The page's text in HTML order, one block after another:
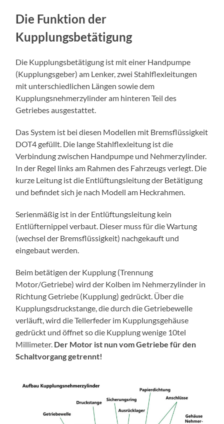
Die Funktion der
Kupplungsbetätigung
Die Kupplungsbetätigung ist mit einer Handpumpe
(Kupplungsgeber) am Lenker, zwei Stahlflexleitungen
mit unterschiedlichen Längen sowie dem
Kupplungsnehmerzylinder am hinteren Teil des
Getriebes ausgestattet.
Das System ist bei diesen Modellen mit Bremsflüssigkeit
DOT4 gefüllt. Die lange Stahlflexleitung ist die
Verbindung zwischen Handpumpe und Nehmerzylinder.
In der Regel links am Rahmen des Fahrzeugs verlegt. Die
kurze Leitung ist die Entlüftungsleitung der Betätigung
und befindet sich je nach Modell am Heckrahmen.
Serienmäßig ist in der Entlüftungsleitung kein
Entlüfternippel verbaut. Dieser muss für die Wartung
(wechsel der Bremsflüssigkeit) nachgekauft und
eingebaut werden.
Beim betätigen der Kupplung (Trennung
Motor/Getriebe) wird der Kolben im Nehmerzylinder in
Richtung Getriebe (Kupplung) gedrückt. Über die
Kupplungsdruckstange, die durch die Getriebewelle
verläuft, wird die Tellerfeder im Kupplungsgehäuse
gedrückt und öffnet so die Kupplung wenige 10tel
Millimeter. Der Motor ist nun vom Getriebe für den
Schaltvorgang getrennt!